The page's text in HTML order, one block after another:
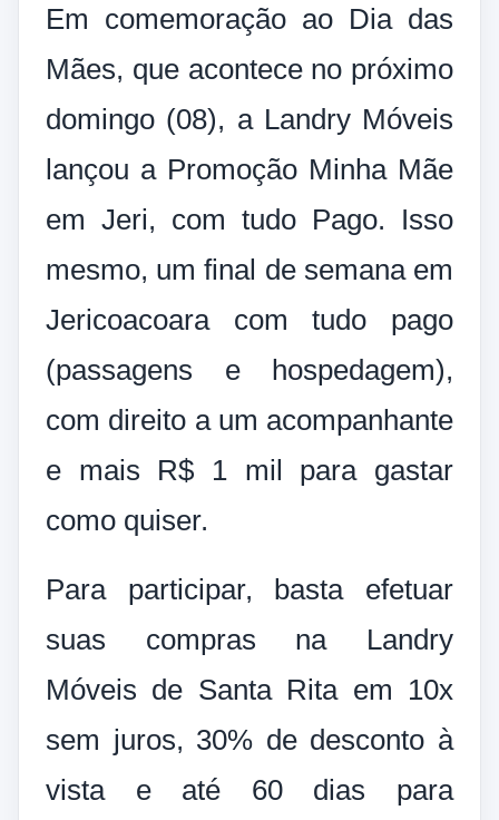
Em comemoração ao Dia das
Mães, que acontece no próximo
domingo (08), a Landry Móveis
lançou a Promoção Minha Mãe
em Jeri, com tudo Pago. Isso
mesmo, um final de semana em
Jericoacoara com tudo pago
(passagens e hospedagem),
com direito a um acompanhante
e mais R$ 1 mil para gastar
como quiser.
Para participar, basta efetuar
suas compras na Landry
Móveis de Santa Rita em 10x
sem juros, 30% de desconto à
vista e até 60 dias para